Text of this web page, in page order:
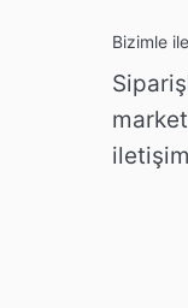
Bizimle